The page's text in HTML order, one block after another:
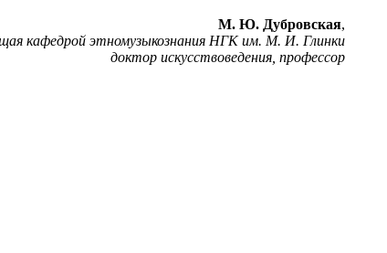
М. Ю. Дубровская,
кафедрой этномузыкознания НГК им. М. И. Глинки
доктор искусствоведения, профессор